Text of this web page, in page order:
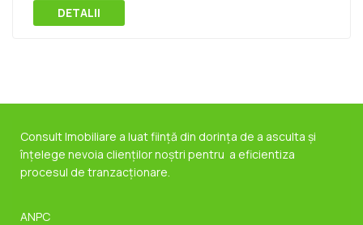
DETALII
Consult Imobiliare a luat ființă din dorința de a asculta și
înțelege nevoia clienților noștri pentru a eficientiza
procesul de tranzacționare.
ANPC